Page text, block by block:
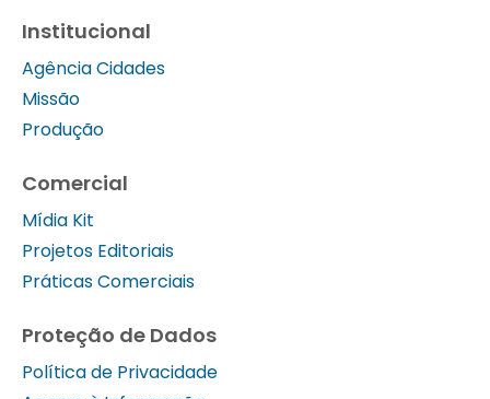
Institucional
Agência Cidades
Missão
Produção
Comercial
Mídia Kit
Projetos Editoriais
Práticas Comerciais
Proteção de Dados
Política de Privacidade